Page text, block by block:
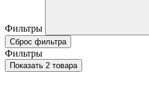
Фильтры
Сброс фильтра
Фильтры
Показать 2 товара